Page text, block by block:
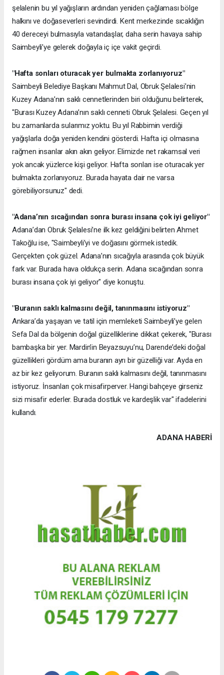
şelalenin bu yıl yağışların ardından yeniden çağlaması bölge
halkını ve doğaseverleri sevindirdi. Kent merkezinde sıcaklığın
40 dereceyi bulmasıyla vatandaşlar, daha serin havaya sahip
Saimbeyli’ye gelerek doğayla iç içe vakit geçirdi.
"Hafta sonları oturacak yer bulmakta zorlanıyoruz"
Saimbeyli Belediye Başkanı Mahmut Dal, Obruk Şelalesi’nin
Kuzey Adana’nın saklı cennetlerinden biri olduğunu belirterek,
"Burası Kuzey Adana’nın saklı cenneti Obruk Şelalesi. Geçen yıl
bu zamanlarda sularımız yoktu. Bu yıl Rabbimin verdiği
yağışlarla doğa yeniden kendini gösterdi. Hafta içi olmasına
rağmen insanlar akın akın geliyor. Elimizde net rakamsal veri
yok ancak yüzlerce kişi geliyor. Hafta sonları ise oturacak yer
bulmakta zorlanıyoruz. Burada hayata dair ne varsa
görebiliyorsunuz" dedi.
"Adana’nın sıcağından sonra burası insana çok iyi geliyor"
Adana’dan Obruk Şelalesi’ne ilk kez geldiğini belirten Ahmet
Takoğlu ise, "Saimbeyli’yi ve doğasını görmek istedik.
Gerçekten çok güzel. Adana’nın sıcağıyla arasında çok büyük
fark var. Burada hava oldukça serin. Adana sıcağından sonra
burası insana çok iyi geliyor" diye konuştu.
"Buranın saklı kalmasını değil, tanınmasını istiyoruz"
Ankara’da yaşayan ve tatil için memleketi Saimbeyli’ye gelen
Sefa Dal da bölgenin doğal güzelliklerine dikkat çekerek, "Burası
bambaşka bir yer. Mardin’in Beyazsuyu’nu, Darende’deki doğal
güzellikleri gördüm ama buranın ayrı bir güzelliği var. Ayda en
az bir kez geliyorum. Buranın saklı kalmasını değil, tanınmasını
istiyoruz. İnsanları çok misafirperver. Hangi bahçeye girseniz
sizi misafir ederler. Burada dostluk ve kardeşlik var" ifadelerini
kullandı.
ADANA HABERİ